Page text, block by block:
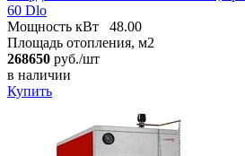
60 Dlo
Мощность кВт
48.00
Площадь отопления, м2
268650 руб./шт
в наличии
Купить